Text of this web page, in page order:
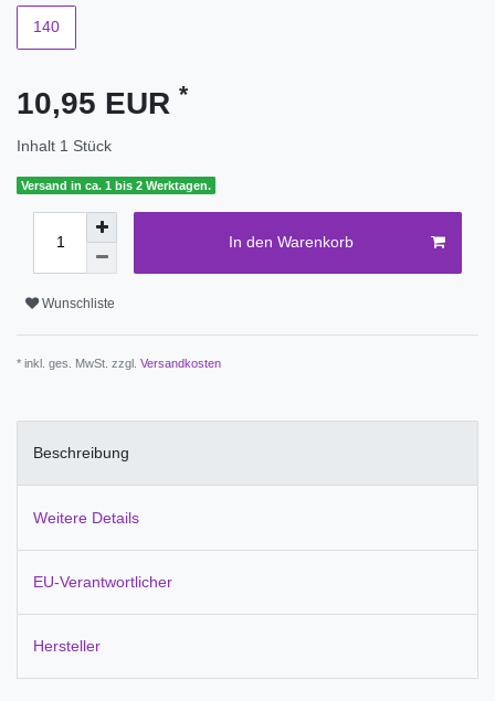
140
10,95 EUR *
Inhalt 1 Stück
Versand in ca. 1 bis 2 Werktagen.
In den Warenkorb
Wunschliste
* inkl. ges. MwSt. zzgl. Versandkosten
Beschreibung
Weitere Details
EU-Verantwortlicher
Hersteller